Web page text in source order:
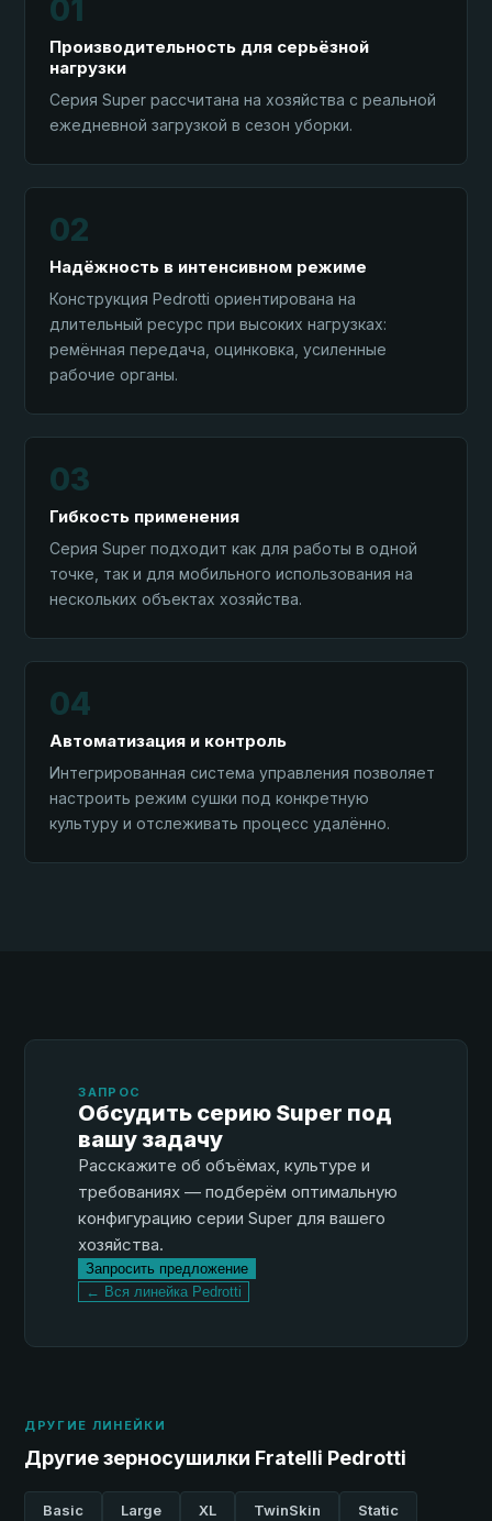
01
Производительность для серьёзной
нагрузки
Серия Super рассчитана на хозяйства с реальной
ежедневной загрузкой в сезон уборки.
02
Надёжность в интенсивном режиме
Конструкция Pedrotti ориентирована на
длительный ресурс при высоких нагрузках:
ремённая передача, оцинковка, усиленные
рабочие органы.
03
Гибкость применения
Серия Super подходит как для работы в одной
точке, так и для мобильного использования на
нескольких объектах хозяйства.
04
Автоматизация и контроль
Интегрированная система управления позволяет
настроить режим сушки под конкретную
культуру и отслеживать процесс удалённо.
ЗАПРОС
Обсудить серию Super под
вашу задачу
Расскажите об объёмах, культуре и
требованиях — подберём оптимальную
конфигурацию серии Super для вашего
хозяйства.
Запросить предложение
← Вся линейка Pedrotti
ДРУГИЕ ЛИНЕЙКИ
Другие зерносушилки Fratelli Pedrotti
Basic Large XL TwinSkin Static